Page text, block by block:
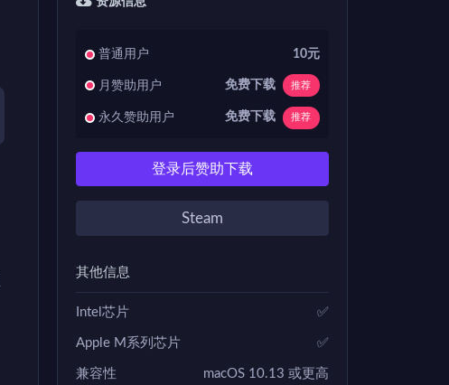
普通用户 10元
月赞助用户 免费下载 推荐
永久赞助用户 免费下载 推荐
登录后赞助下载
Steam
其他信息
Intel芯片 ✅
Apple M系列芯片 ✅
兼容性 macOS 10.13 或更高